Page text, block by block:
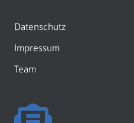
Datenschutz
Impressum
Team